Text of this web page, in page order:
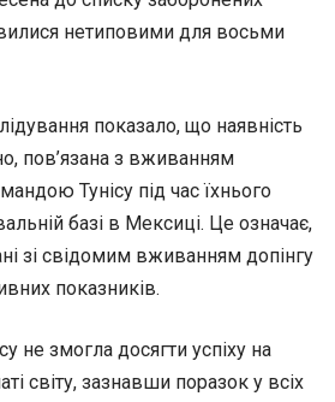
нетиповими для восьми
показало, що наявність
пов’язана з вживанням
Тунісу під час їхнього
базі в Мексиці. Це означає,
зі свідомим вживанням допінгу
показників.
не змогла досягти успіху на
світу, зазнавши поразок у всіх